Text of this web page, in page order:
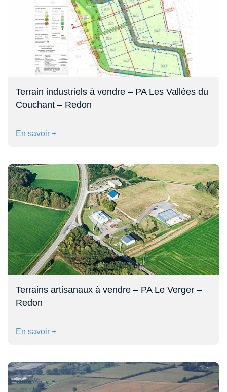
Terrain industriels à vendre – PA Les Vallées du
Couchant – Redon
En savoir +
Terrains artisanaux à vendre – PA Le Verger –
Redon
En savoir +